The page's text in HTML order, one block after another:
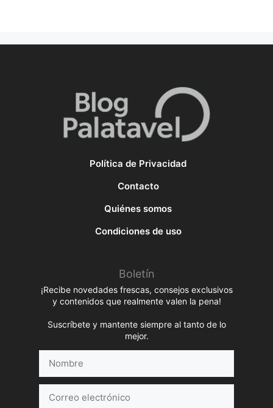
Política de Privacidad
Contacto
Quiénes somos
Condiciones de uso
Boletín
¡Recibe novedades frescas, consejos exclusivos
y contenidos que realmente valen la pena!
Suscríbete y mantente siempre al tanto de lo
mejor.
electrónico